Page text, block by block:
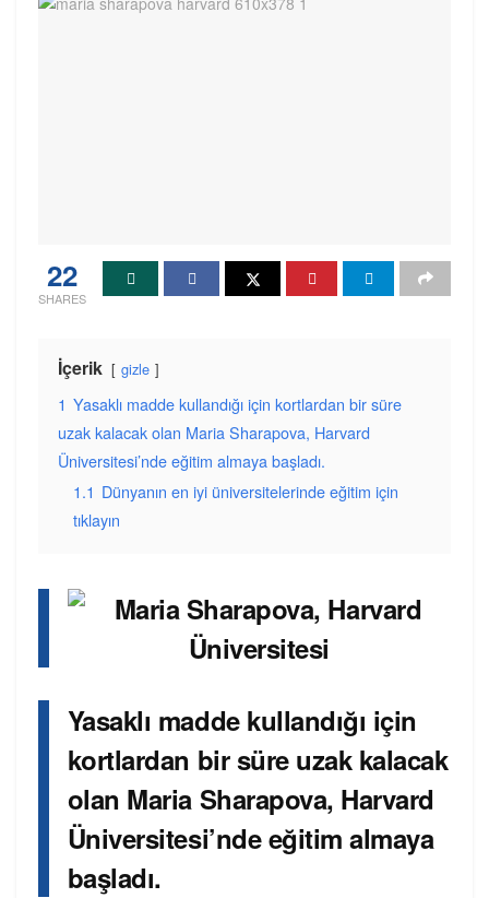
22
SHARES
İçerik gizle
1 Yasaklı madde kullandığı için kortlardan bir süre
uzak kalacak olan Maria Sharapova, Harvard
Üniversitesi’nde eğitim almaya başladı.
1.1 Dünyanın en iyi üniversitelerinde eğitim için
tıklayın
Yasaklı madde kullandığı için
kortlardan bir süre uzak kalacak
olan Maria Sharapova, Harvard
Üniversitesi’nde eğitim almaya
başladı.